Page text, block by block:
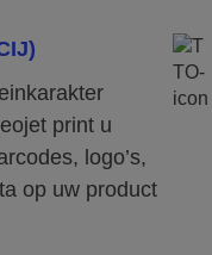
print u
logo’s,
op uw product